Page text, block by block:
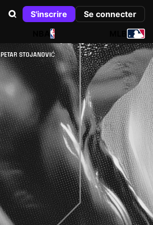
S'inscrire
Se connecter
NBA
PETAR STOJANOVIĆ